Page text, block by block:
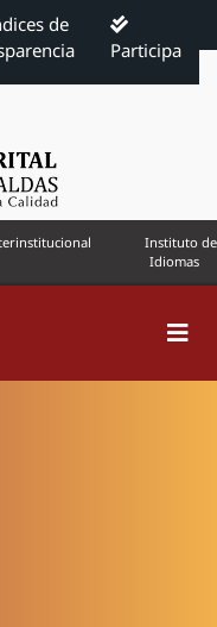
de
Participa
Instituto de
Idiomas